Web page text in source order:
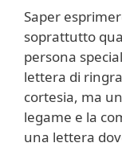
Saper
soprattutto
persona
lettera di
cortesia, ma
legame e la
una lettera